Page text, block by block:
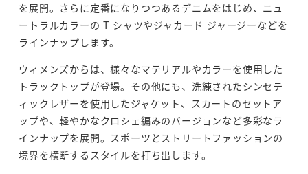
を展開。さらに定番になりつつあるデニムをはじめ、ニュ
ートラルカラーの T シャツやジャカード ジャージーなどを
ラインナップします。
ウィメンズからは、様々なマテリアルやカラーを使用した
トラックトップが登場。その他にも、洗練されたシンセテ
ィックレザーを使用したジャケット、スカートのセットア
ップや、軽やかなクロシェ編みのバージョンなど多彩なラ
インナップを展開。スポーツとストリートファッションの
境界を横断するスタイルを打ち出します。